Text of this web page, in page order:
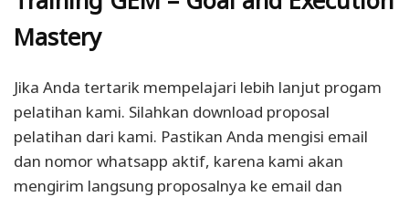
Mastery
Jika Anda tertarik mempelajari lebih lanjut progam
pelatihan kami. Silahkan download proposal
pelatihan dari kami. Pastikan Anda mengisi email
dan nomor whatsapp aktif, karena kami akan
mengirim langsung proposalnya ke email dan